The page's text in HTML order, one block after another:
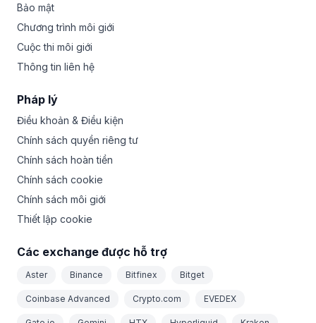
Bảo mật
Chương trình môi giới
Cuộc thi môi giới
Thông tin liên hệ
Pháp lý
Điều khoản & Điều kiện
Chính sách quyền riêng tư
Chính sách hoàn tiền
Chính sách cookie
Chính sách môi giới
Thiết lập cookie
Các exchange được hỗ trợ
Aster Binance Bitfinex Bitget
Coinbase Advanced Crypto.com EVEDEX